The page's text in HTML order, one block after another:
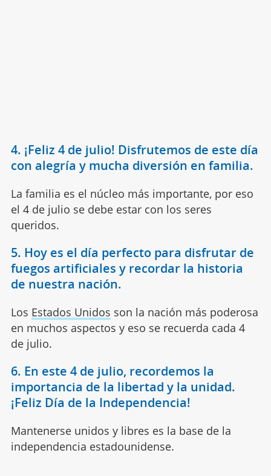
4. ¡Feliz 4 de julio! Disfrutemos de este día
con alegría y mucha diversión en familia.
La familia es el núcleo más importante, por eso
el 4 de julio se debe estar con los seres
queridos.
5. Hoy es el día perfecto para disfrutar de
fuegos artificiales y recordar la historia
de nuestra nación.
Los Estados Unidos son la nación más poderosa
en muchos aspectos y eso se recuerda cada 4
de julio.
6. En este 4 de julio, recordemos la
importancia de la libertad y la unidad.
¡Feliz Día de la Independencia!
Mantenerse unidos y libres es la base de la
independencia estadounidense.